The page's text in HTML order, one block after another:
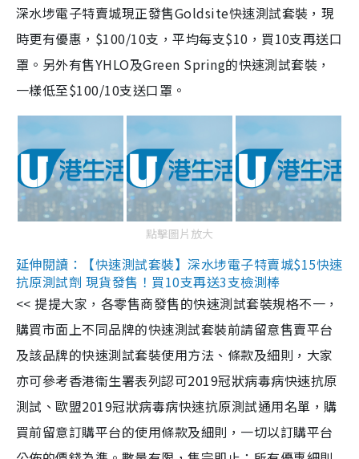
深水埗電子特賣城現正發售Goldsite快速測試套裝，現
時更有優惠，$100/10支，平均每支$10，買10支再送口
罩。另外有售YHLO及Green Spring的快速測試套裝，
一樣低至$100/10支送口罩。
點擊圖片放大
延伸閱讀：【快速測試套裝】深水埗電子特賣城$15快速
抗原測試劑 現貨發售！買10支再送3支檢測棒
<< 提提大家，各零售商發售的快速測試套裝規格不一，
購買市面上不同品牌的快速測試套裝前請留意售賣平台
及該品牌的快速測試套裝使用方法、條款及細則，大家
亦可參考香港衞生署表列認可2019冠狀病毒病快速抗原
測試、歐盟2019冠狀病毒病快速抗原測試通用名單，購
買前留意訂購平台的使用條款及細則，一切以訂購平台